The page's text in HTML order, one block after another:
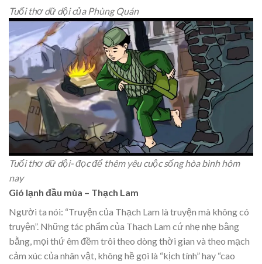
Tuổi thơ dữ dội của Phùng Quán
Tuổi thơ dữ dội- đọc để thêm yêu cuộc sống hòa bình hôm
nay
Gió lạnh đầu mùa – Thạch Lam
Người ta nói: “Truyện của Thạch Lam là truyện mà không có
truyện”. Những tác phẩm của Thạch Lam cứ nhẹ nhẹ bằng
bằng, mọi thứ êm đềm trôi theo dòng thời gian và theo mạch
cảm xúc của nhân vật, không hề gọi là “kịch tính” hay “cao